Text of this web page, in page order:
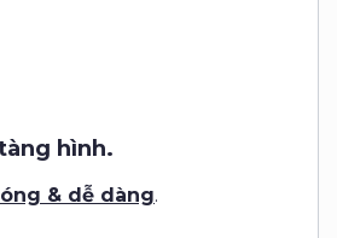
hình.
& dễ dàng.